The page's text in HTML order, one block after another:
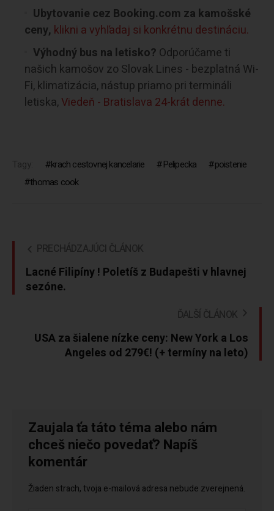
Ubytovanie cez Booking.com za kamošské
ceny, klikni a vyhľadaj si konkrétnu destináciu.
Výhodný bus na letisko? Odporúčame ti
našich kamošov zo Slovak Lines - bezplatná Wi-
Fi, klimatizácia, nástup priamo pri termináli
letiska,Viedeň - Bratislava 24-krát denne.
Tagy: krach cestovnej kancelarie Pelipecka
poistenie
thomas cook
PRECHÁDZAJÚCI ČLÁNOK
Lacné Filipíny ! Poletíš z Budapešti v hlavnej
sezóne.
ĎALŠÍ ČLÁNOK
USA za šialene nízke ceny: New York a Los
Angeles od 279€! (+ termíny na leto)
Zaujala ťa táto téma alebo nám
chceš niečo povedať? Napíš
komentár
Žiaden strach, tvoja e-mailová adresa nebude zverejnená.